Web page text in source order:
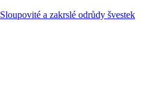
Sloupovité a zakrslé odrůdy švestek